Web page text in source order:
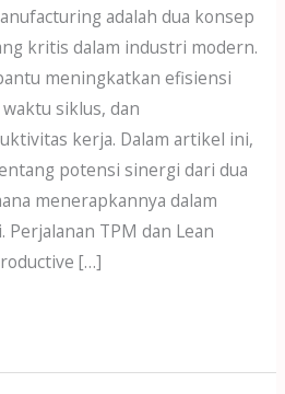
adalah dua konsep
kritis dalam industri modern.
meningkatkan efisiensi
siklus, dan
kerja. Dalam artikel ini,
potensi sinergi dari dua
menerapkannya dalam
TPM dan Lean
[…]